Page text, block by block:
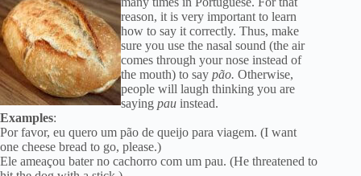
reason, it is very important to learn
how to say it correctly. Thus, make
sure you use the nasal sound (the air
comes through your nose instead of
the mouth) to say pão. Otherwise,
people will laugh thinking you are
saying pau instead.
Examples:
Por favor, eu quero um pão de queijo para viagem. (I want
one cheese bread to go, please.)
Ele ameaçou bater no cachorro com um pau. (He threatened to